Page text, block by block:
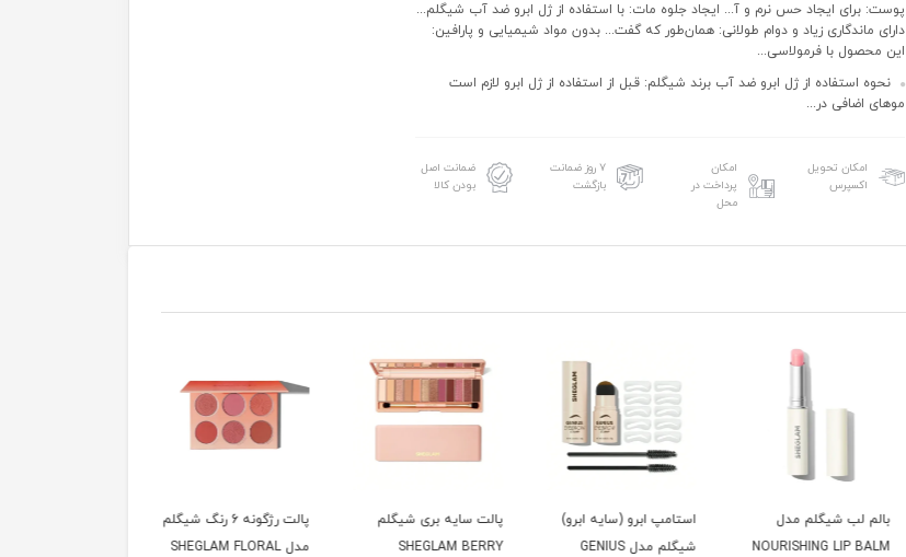
پوست: برای ایجاد حس نرم و آ... ایجاد جلوه مات: با استفاده از ژل ابرو ضد آب شیگلم...
دارای ماندگاری زیاد و دوام طولانی: همان‌طور که گفت... بدون مواد شیمیایی و پارافین:
این محصول با فرمولاسی...
نحوه استفاده از ژل ابرو ضد آب برند شیگلم: قبل از استفاده از ژل ابرو لازم است
موهای اضافی در...
امکان تحویل
اکسپرس
امکان
پرداخت در
محل
۷ روز ضمانت
بازگشت
ضمانت اصل
بودن کالا
بالم لب شیگلم مدل
NOURISHING LIP BALM
استامپ ابرو (سایه ابرو)
شیگلم مدل GENIUS
پالت سایه بری شیگلم
SHEGLAM BERRY
پالت رژگونه 6 رنگ شیگلم
مدل SHEGLAM FLORAL